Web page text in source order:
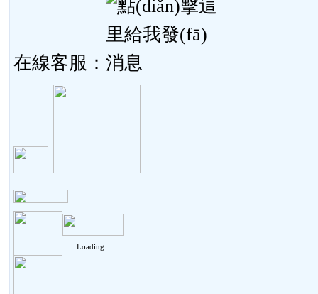
在線客服：
Loading...